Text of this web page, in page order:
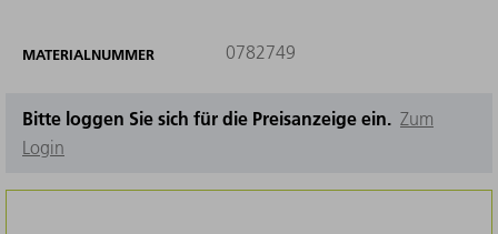
MATERIALNUMMER 0782749
Bitte loggen Sie sich für die Preisanzeige ein. Zum
Login